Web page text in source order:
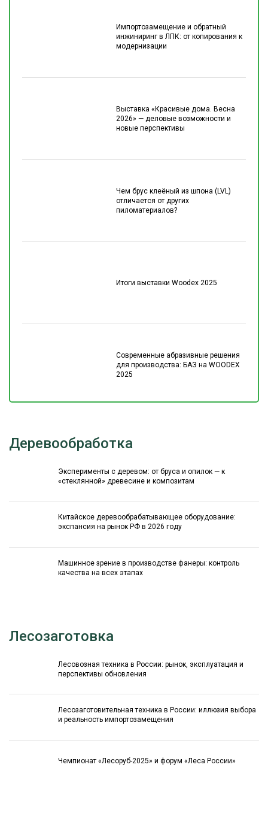
Импортозамещение и обратный
инжиниринг в ЛПК: от копирования к
модернизации
Выставка «Красивые дома. Весна
2026» — деловые возможности и
новые перспективы
Чем брус клеёный из шпона (LVL)
отличается от других
пиломатериалов?
Итоги выставки Woodex 2025
Современные абразивные решения
для производства: БАЗ на WOODEX
2025
Деревообработка
Эксперименты с деревом: от бруса и опилок — к
«стеклянной» древесине и композитам
Китайское деревообрабатывающее оборудование:
экспансия на рынок РФ в 2026 году
Машинное зрение в производстве фанеры: контроль
качества на всех этапах
Лесозаготовка
Лесовозная техника в России: рынок, эксплуатация и
перспективы обновления
Лесозаготовительная техника в России: иллюзия выбора
и реальность импортозамещения
Чемпионат «Лесоруб-2025» и форум «Леса России»